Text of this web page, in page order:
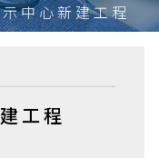
中心新建工程
工程